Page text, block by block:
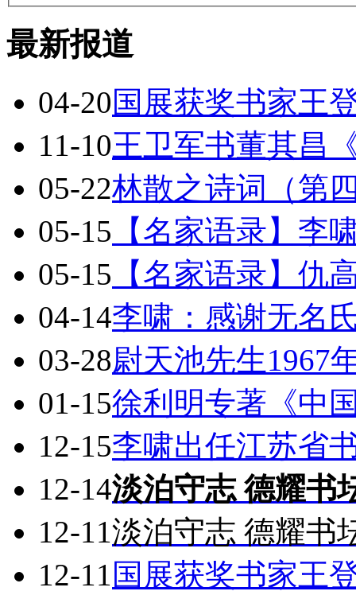
最新报道
04-20国展获奖书家王
11-10王卫军书董其昌
05-22林散之诗词（第
05-15 【名家语录】
05-15 【名家语录】
04-14李啸：感谢无名
03-28尉天池先生1967
01-15徐利明专著《中
12-15李啸出任江苏省
12-14淡泊守志 德耀
12-11淡泊守志 德耀
12-11 国展获奖书家王